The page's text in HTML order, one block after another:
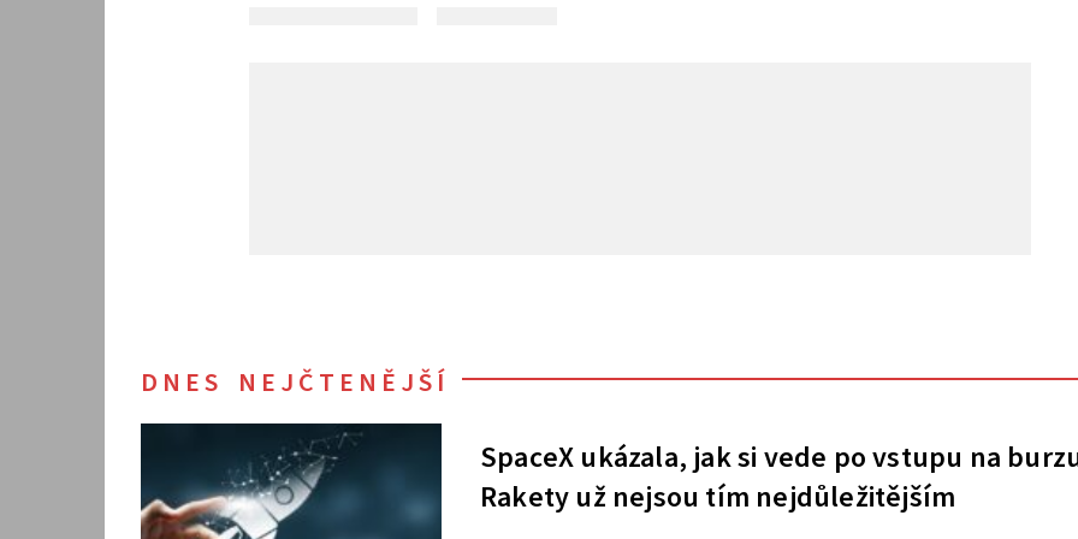
DNES NEJČTENĚJŠÍ
SpaceX ukázala, jak si vede po vstupu na
Rakety už nejsou tím nejdůležitějším